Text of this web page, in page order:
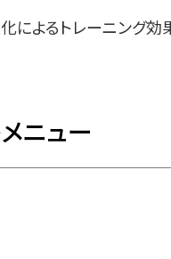
によるトレーニング効
ニュー